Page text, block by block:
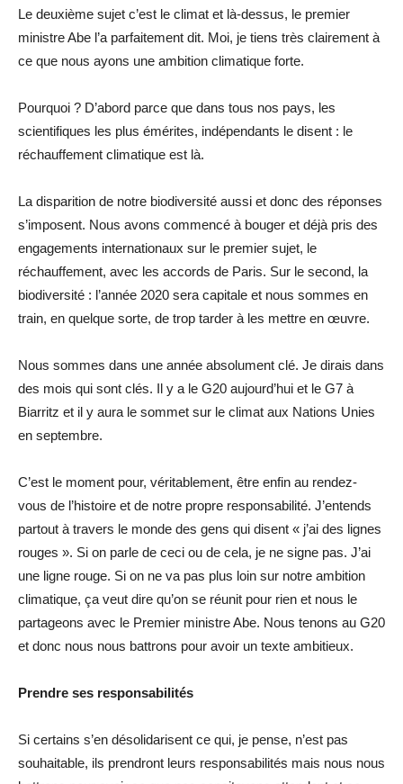
Le deuxième sujet c’est le climat et là-dessus, le premier
ministre Abe l’a parfaitement dit. Moi, je tiens très clairement à
ce que nous ayons une ambition climatique forte.
Pourquoi ? D’abord parce que dans tous nos pays, les
scientifiques les plus émérites, indépendants le disent : le
réchauffement climatique est là.
La disparition de notre biodiversité aussi et donc des réponses
s’imposent. Nous avons commencé à bouger et déjà pris des
engagements internationaux sur le premier sujet, le
réchauffement, avec les accords de Paris. Sur le second, la
biodiversité : l’année 2020 sera capitale et nous sommes en
train, en quelque sorte, de trop tarder à les mettre en œuvre.
Nous sommes dans une année absolument clé. Je dirais dans
des mois qui sont clés. Il y a le G20 aujourd’hui et le G7 à
Biarritz et il y aura le sommet sur le climat aux Nations Unies
en septembre.
C’est le moment pour, véritablement, être enfin au rendez-
vous de l’histoire et de notre propre responsabilité. J’entends
partout à travers le monde des gens qui disent « j’ai des lignes
rouges ». Si on parle de ceci ou de cela, je ne signe pas. J’ai
une ligne rouge. Si on ne va pas plus loin sur notre ambition
climatique, ça veut dire qu’on se réunit pour rien et nous le
partageons avec le Premier ministre Abe. Nous tenons au G20
et donc nous nous battrons pour avoir un texte ambitieux.
Prendre ses responsabilités
Si certains s’en désolidarisent ce qui, je pense, n’est pas
souhaitable, ils prendront leurs responsabilités mais nous nous